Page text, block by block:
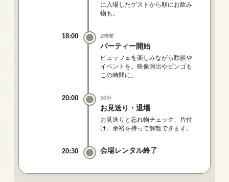
に入場したゲストから順にお飲み
物も。
18:00 2時間
パーティー開始
ビュッフェを楽しみながら歓談や
イベントを。映像演出やビンゴも
この時間に。
20:00 30分
お見送り・退場
お見送りと忘れ物チェック、片付
け。余裕を持って解散できます。
20:30 会場レンタル終了